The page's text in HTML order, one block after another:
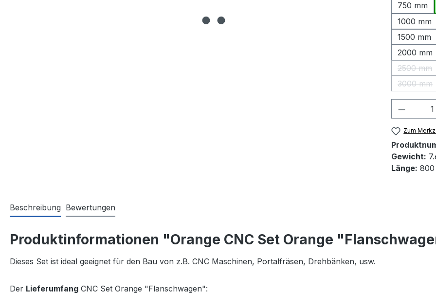
750 mm
1000 mm
1500 mm
2000 mm
2500 mm
3000 mm
Zum
Gewicht:
Länge: 800
Beschreibung Bewertungen
Produktinformationen "Orange CNC Set Orange
Dieses Set ist ideal geeignet für den Bau von z.B. CNC Maschinen, Portalfräsen, Drehbänken, usw.
Der Lieferumfang CNC Set Orange "Flanschwagen":